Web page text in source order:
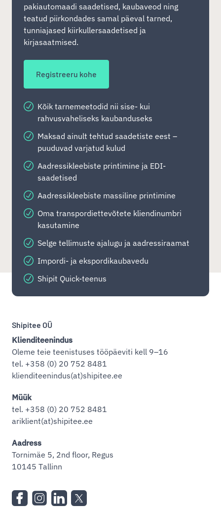
pakiautomaadi saadetised, kaubaveod ning
teatud piirkondades samal päeval tarned,
tunniajased kiirkullersaadetised ja
kirjasaatmised.
Registreeru kohe
Kõik tarnemeetodid nii sise- kui
rahvusvaheliseks kaubanduseks
Maksad ainult tehtud saadetiste eest –
puuduvad varjatud kulud
Aadressikleebiste printimine ja EDI-
saadetised
Aadressikleebiste massiline printimine
Oma transpordiettevõtete kliendinumbri
kasutamine
Selge tellimuste ajalugu ja aadressiraamat
Impordi- ja ekspordikaubavedu
Shipit Quick-teenus
Shipitee OÜ
Klienditeenindus
Oleme teie teenistuses tööpäeviti kell 9–16
tel. +358 (0) 20 752 8481
klienditeenindus(at)shipitee.ee
Müük
tel. +358 (0) 20 752 8481
ariklient(at)shipitee.ee
Aadress
Tornimäe 5, 2nd floor, Regus
10145 Tallinn